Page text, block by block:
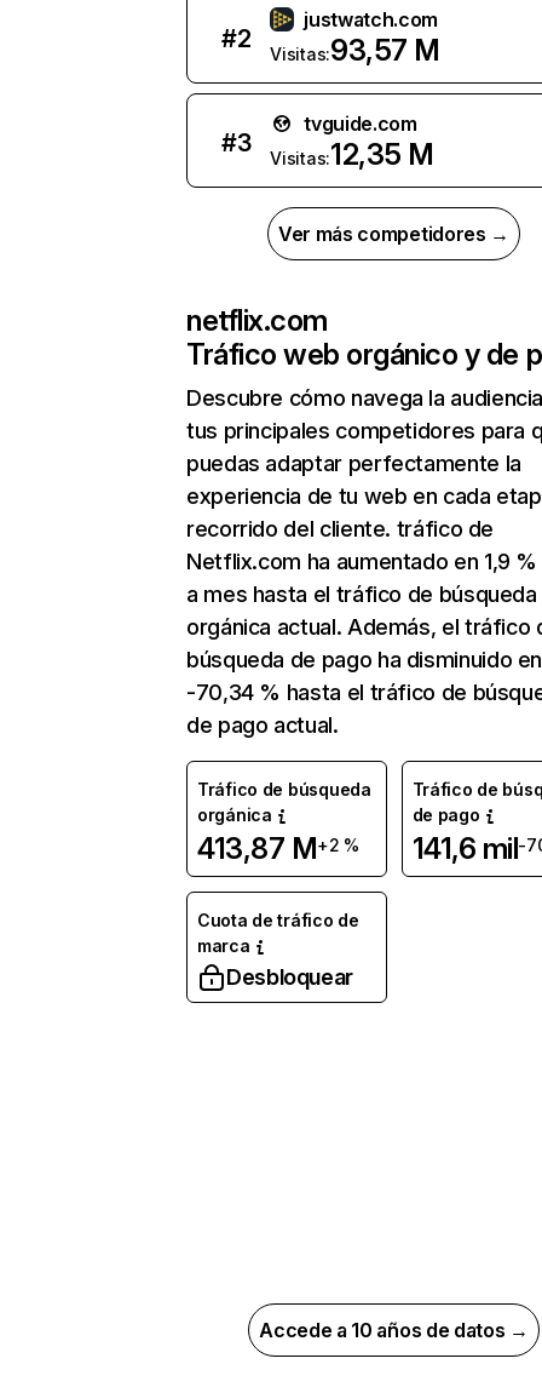
#2
justwatch.com
Visitas:93,57 M
#3
tvguide.com
Visitas:12,35 M
Ver más competidores →
netflix.com
Tráfico web orgánico y de
Descubre cómo navega la
tus principales competidores para
puedas adaptar perfectamente la
experiencia de tu web en cada
recorrido del cliente. tráfico de
Netflix.com ha aumentado en 1,9
a mes hasta el tráfico de búsqueda
orgánica actual. Además, el tráfico
búsqueda de pago ha disminuido en
-70,34 % hasta el tráfico de
de pago actual.
Tráfico de búsqueda
orgánica
413,87 M+2 %
Tráfico de
de pago
141,6 mil-
Cuota de tráfico de
marca
Desbloquear
Accede a 10 años de datos →